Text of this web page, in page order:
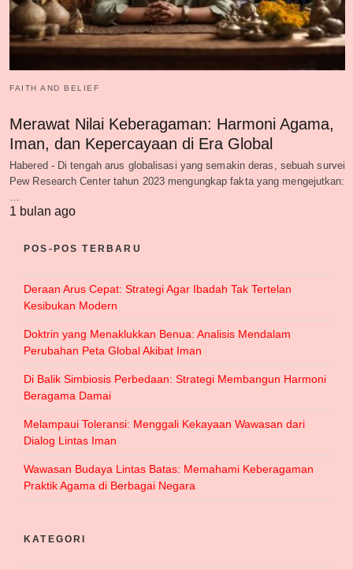
FAITH AND BELIEF
Merawat Nilai Keberagaman: Harmoni Agama,
Iman, dan Kepercayaan di Era Global
Habered - Di tengah arus globalisasi yang semakin deras, sebuah survei
Pew Research Center tahun 2023 mengungkap fakta yang mengejutkan:
…
1 bulan ago
POS-POS TERBARU
Deraan Arus Cepat: Strategi Agar Ibadah Tak Tertelan
Kesibukan Modern
Doktrin yang Menaklukkan Benua: Analisis Mendalam
Perubahan Peta Global Akibat Iman
Di Balik Simbiosis Perbedaan: Strategi Membangun Harmoni
Beragama Damai
Melampaui Toleransi: Menggali Kekayaan Wawasan dari
Dialog Lintas Iman
Wawasan Budaya Lintas Batas: Memahami Keberagaman
Praktik Agama di Berbagai Negara
KATEGORI